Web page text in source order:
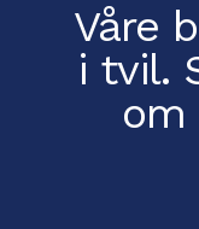
Våre
i tvil.
om